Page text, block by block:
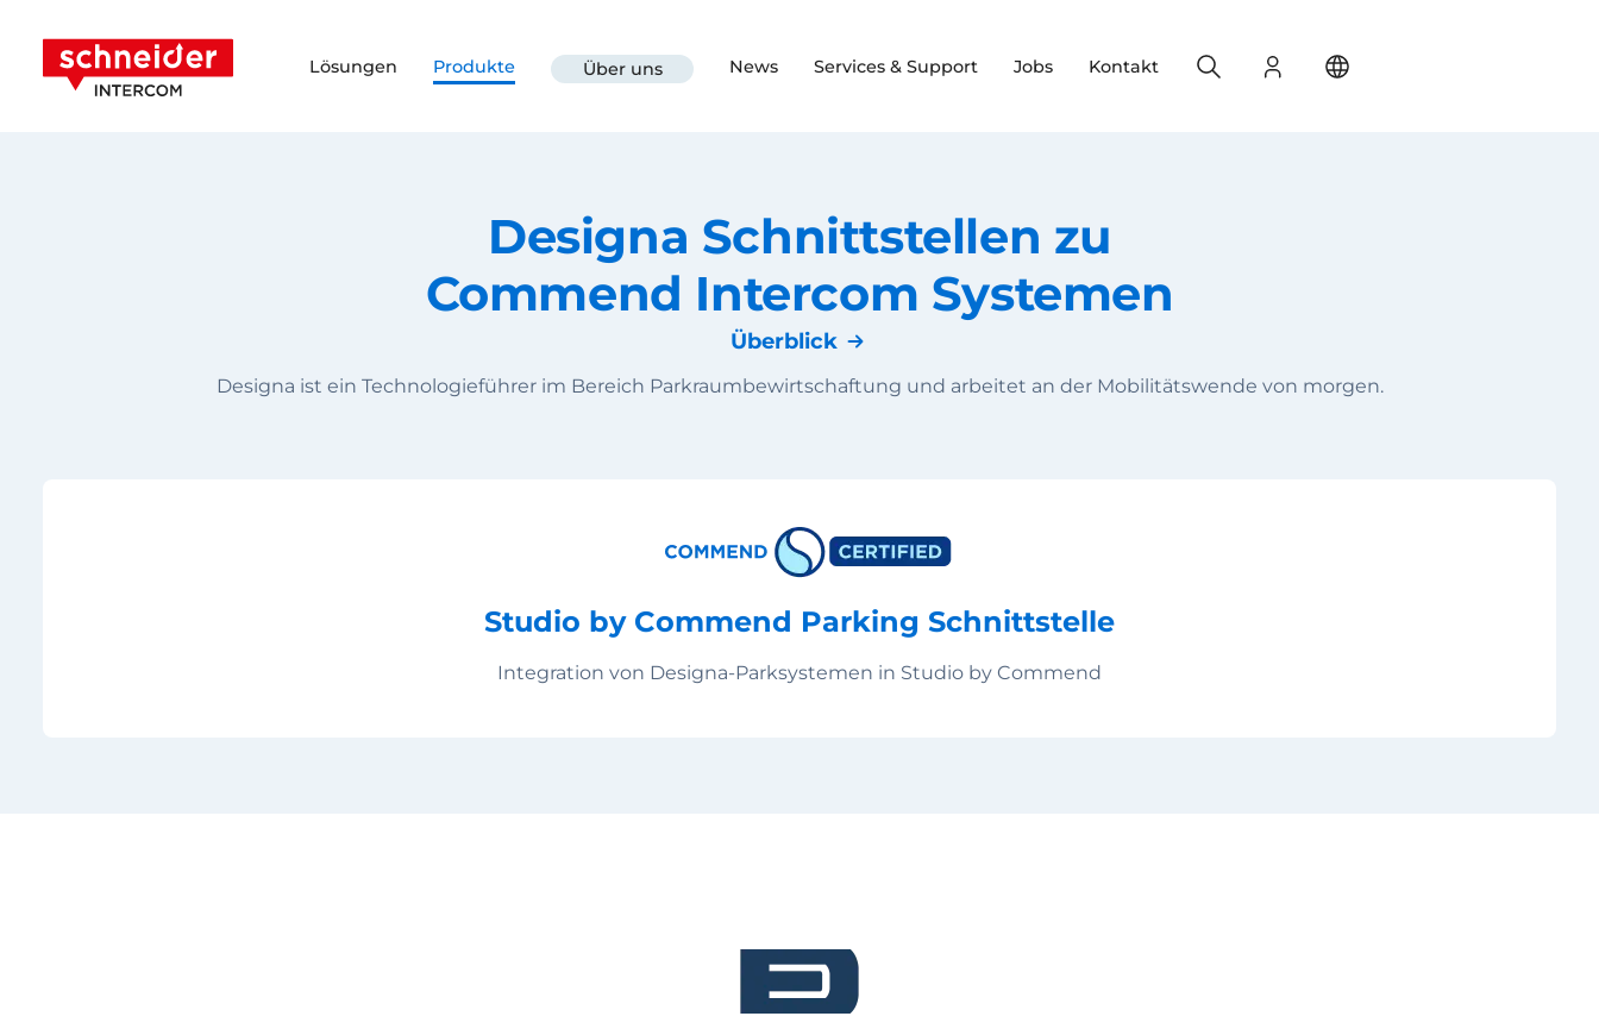
Lösungen Produkte Über uns News Services & Support Jobs Kontakt Login
Search
Designa Schnittstellen zu
Commend Intercom Systemen
Überblick
Designa ist ein Technologieführer im Bereich Parkraumbewirtschaftung und arbeitet an der Mobilitätswende von morgen.
Studio by Commend Parking Schnittstelle
Integration von Designa-Parksystemen in Studio by Commend